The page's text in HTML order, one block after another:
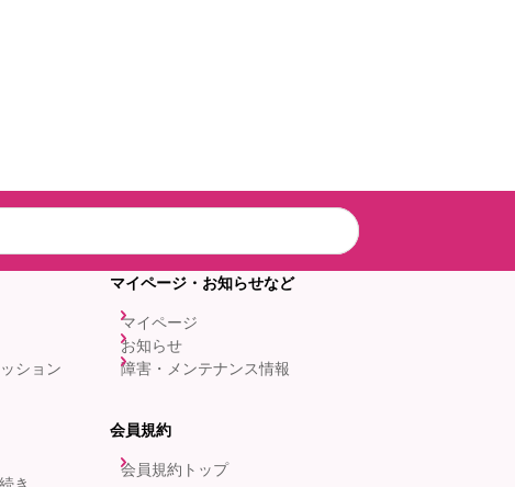
ション
き
マイページ・お知らせなど
マイページ
お知らせ
障害・メンテナンス情報
会員規約
会員規約トップ